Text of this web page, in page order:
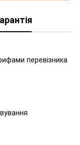
перевізника